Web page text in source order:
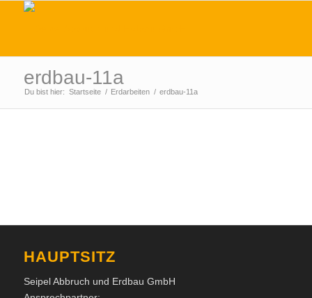
erdbau-11a
Du bist hier: Startseite / Erdarbeiten / erdbau-11a
HAUPTSITZ
Seipel Abbruch und Erdbau GmbH